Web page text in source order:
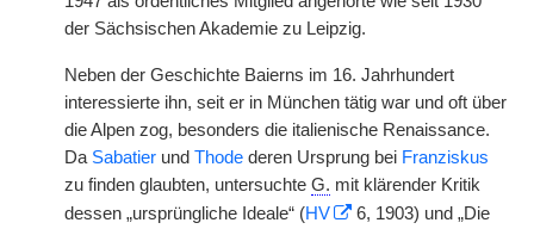
der Sächsischen Akademie zu Leipzig.
Neben der Geschichte Baierns im 16. Jahrhundert
interessierte ihn, seit er in München tätig war und oft über
die Alpen zog, besonders die italienische Renaissance.
Da Sabatier und Thode deren Ursprung bei Franziskus
zu finden glaubten, untersuchte G. mit klärender Kritik
dessen „ursprüngliche Ideale“ (HV
6, 1903) und „Die